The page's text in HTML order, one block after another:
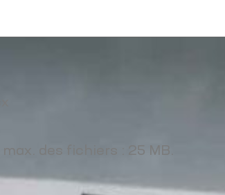
des fichiers : 25 MB.